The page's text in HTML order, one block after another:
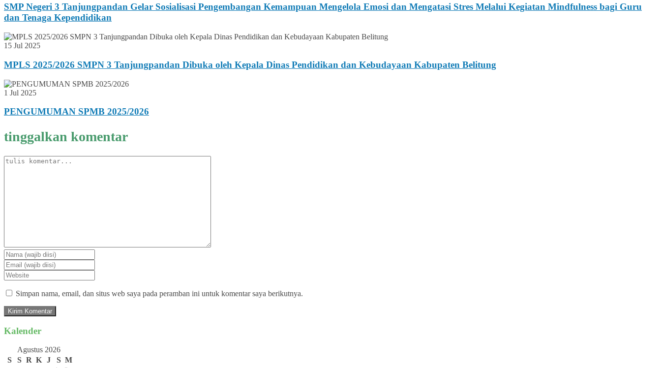
SMP Negeri 3 Tanjungpandan Gelar Sosialisasi Pengembangan Kemampuan Mengelola Emosi dan Mengatasi Stres Melalui Kegiatan Mindfulness bagi Guru
dan Tenaga Kependidikan
15 Jul 2025
MPLS 2025/2026 SMPN 3 Tanjungpandan Dibuka oleh Kepala Dinas Pendidikan dan Kebudayaan Kabupaten Belitung
1 Jul 2025
PENGUMUMAN SPMB 2025/2026
tinggalkan komentar
Simpan nama, email, dan situs web saya pada peramban ini untuk komentar saya berikutnya.
Kalender
Agustus 2026
S
S R K J S M